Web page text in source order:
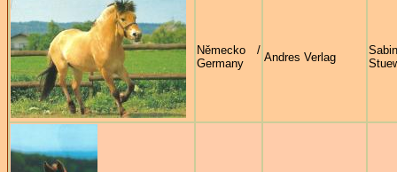
Německo /
Germany
Andres Verlag